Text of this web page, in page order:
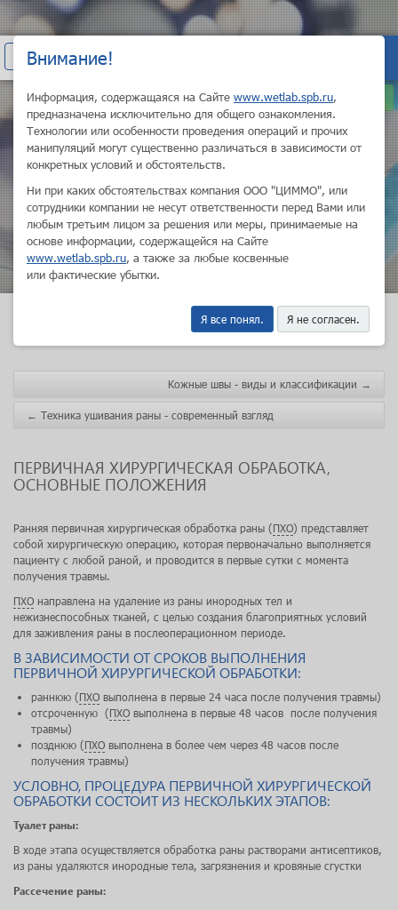
Показать
НОВЫЕ ГОРИЗОНТЫ
ПРОФЕССИОНАЛЬНОГО
РОСТА
Сборник хирургических навыков
Кожные швы - виды и классификации →
← Техника ушивания раны - современный взгляд
ПЕРВИЧНАЯ ХИРУРГИЧЕСКАЯ ОБРАБОТКА,
ОСНОВНЫЕ ПОЛОЖЕНИЯ
Ранняя первичная хирургическая обработка раны (ПХО) представляет
собой хирургическую операцию, которая первоначально выполняется
пациенту с любой раной, и проводится в первые сутки с момента
получения травмы.
ПХО направлена на удаление из раны инородных тел и
нежизнеспособных тканей, с целью создания благоприятных условий
для заживления раны в послеоперационном периоде.
В ЗАВИСИМОСТИ ОТ СРОКОВ ВЫПОЛНЕНИЯ
ПЕРВИЧНОЙ ХИРУРГИЧЕСКОЙ ОБРАБОТКИ:
раннюю (ПХО выполнена в первые 24 часа после получения травмы)
отсроченную (ПХО выполнена в первые 48 часов после получения
травмы)
позднюю (ПХО выполнена в более чем через 48 часов после
получения травмы)
УСЛОВНО, ПРОЦЕДУРА ПЕРВИЧНОЙ ХИРУРГИЧЕСКОЙ
ОБРАБОТКИ СОСТОИТ ИЗ НЕСКОЛЬКИХ ЭТАПОВ:
Туалет раны:
В ходе этапа осуществляется обработка раны растворами антисептиков,
из раны удаляются инородные тела, загрязнения и кровяные сгустки
Рассечение раны:
Внимание!
Информация, содержащаяся на Сайте www.wetlab.spb.ru,
предназначена исключительно для общего ознакомления.
Технологии или особенности проведения операций и прочих
манипуляций могут существенно различаться в зависимости от
конкретных условий и обстоятельств.
Ни при каких обстоятельствах компания ООО "ЦИММО", или
сотрудники компании не несут ответственности перед Вами или
любым третьим лицом за решения или меры, принимаемые на
основе информации, содержащейся на Сайте
www.wetlab.spb.ru, а также за любые косвенные
или фактические убытки.
Я все понял. Я не согласен.